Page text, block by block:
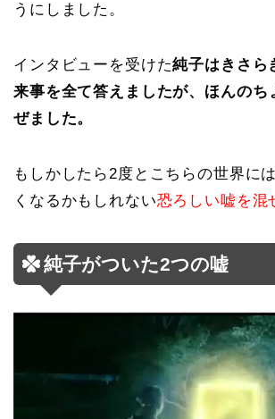
うにしました。
インタビューを受けた純子はきさら
来事を全て答えましたが、ほんのち
ぜました。
もしかしたら2度とこちらの世界に
くなるかもしれない恐ろしい嘘を混
純子がついた2つの嘘